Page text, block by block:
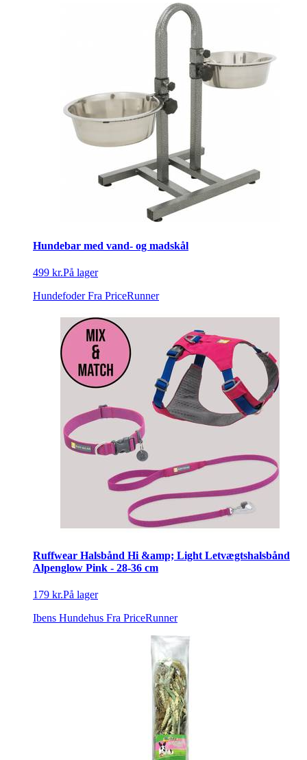
Hundebar med vand- og madskål
499 kr.På lager
Hundefoder Fra PriceRunner
Ruffwear Halsbånd Hi &amp; Light Letvægtshalsbånd
Alpenglow Pink - 28-36 cm
179 kr.På lager
Ibens Hundehus Fra PriceRunner